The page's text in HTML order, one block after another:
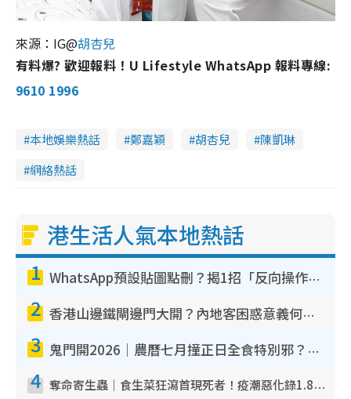
來源：IG@胡杏兒
有料爆? 歡迎報料！U Lifestyle WhatsApp 報料專線:
9610 1996
本地娛樂熱話 鄭嘉穎 胡杏兒
陳凱琳
網絡熱話
港生活人氣本地熱話
1 WhatsApp預設貼圖點刪？揭1招「反向操作」還原簡潔介面 附3步實測教學
2 香港山邊鐵閘邊門大開？內地客困惑意義何在！網民神回覆：呢種叫法理性防禦
3 鬼門開2026｜農曆七月撞正日全食特別邪？專家警告切忌做一事！揭4大禁忌+2招保平安
4 奪命寄生蟲｜食生菜狂瀉首現死者！疫潮惡化錄1.8萬宗病例 揭洗菜3大謬誤